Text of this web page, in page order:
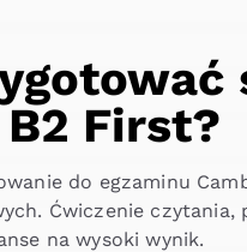
First?
do egzaminu
Ćwiczenie
na wysoki wynik.